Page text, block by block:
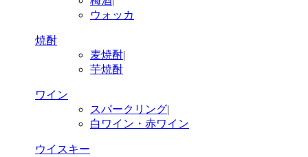
ウォッカ
焼酎
麦焼酎|
芋焼酎
ワイン
スパークリング|
白ワイン・赤ワイン
ウイスキー